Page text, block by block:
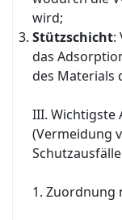
wird;
Stützschicht:
das
des Materials
III. Wichtigste
(Vermeidung
1. Zuordnung